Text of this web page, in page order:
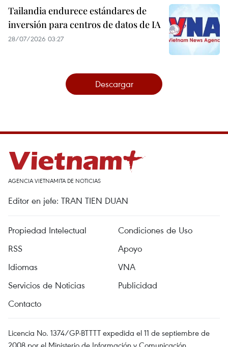
Tailandia endurece estándares de
inversión para centros de datos de IA
28/07/2026 03:27
Descargar
AGENCIA VIETNAMITA DE NOTICIAS
Editor en jefe: TRAN TIEN DUAN
Propiedad Intelectual
Condiciones de Uso
RSS
Apoyo
Idiomas
VNA
Servicios de Noticias
Publicidad
Contacto
Licencia No. 1374/GP-BTTTT expedida el 11 de septiembre de